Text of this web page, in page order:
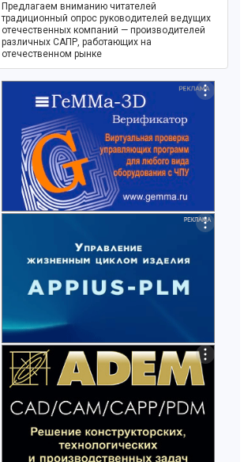
Предлагаем вниманию читателей
традиционный опрос руководителей ведущих
отечественных компаний — производителей
различных САПР, работающих на
отечественном рынке